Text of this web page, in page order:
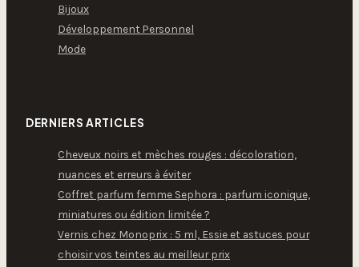
Bijoux
Développement Personnel
Mode
DERNIERS ARTICLES
Cheveux noirs et mèches rouges : décoloration,
nuances et erreurs à éviter
Coffret parfum femme Sephora : parfum iconique,
miniatures ou édition limitée ?
Vernis chez Monoprix : 5 ml, Essie et astuces pour
choisir vos teintes au meilleur prix